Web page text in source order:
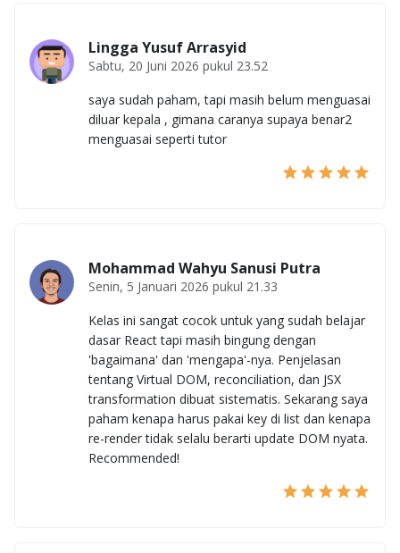
Lingga Yusuf Arrasyid
Sabtu, 20 Juni 2026 pukul 23.52
saya sudah paham, tapi masih belum menguasai
diluar kepala , gimana caranya supaya benar2
menguasai seperti tutor
Mohammad Wahyu Sanusi Putra
Senin, 5 Januari 2026 pukul 21.33
Kelas ini sangat cocok untuk yang sudah belajar
dasar React tapi masih bingung dengan
'bagaimana' dan 'mengapa'-nya. Penjelasan
tentang Virtual DOM, reconciliation, dan JSX
transformation dibuat sistematis. Sekarang saya
paham kenapa harus pakai key di list dan kenapa
re-render tidak selalu berarti update DOM nyata.
Recommended!